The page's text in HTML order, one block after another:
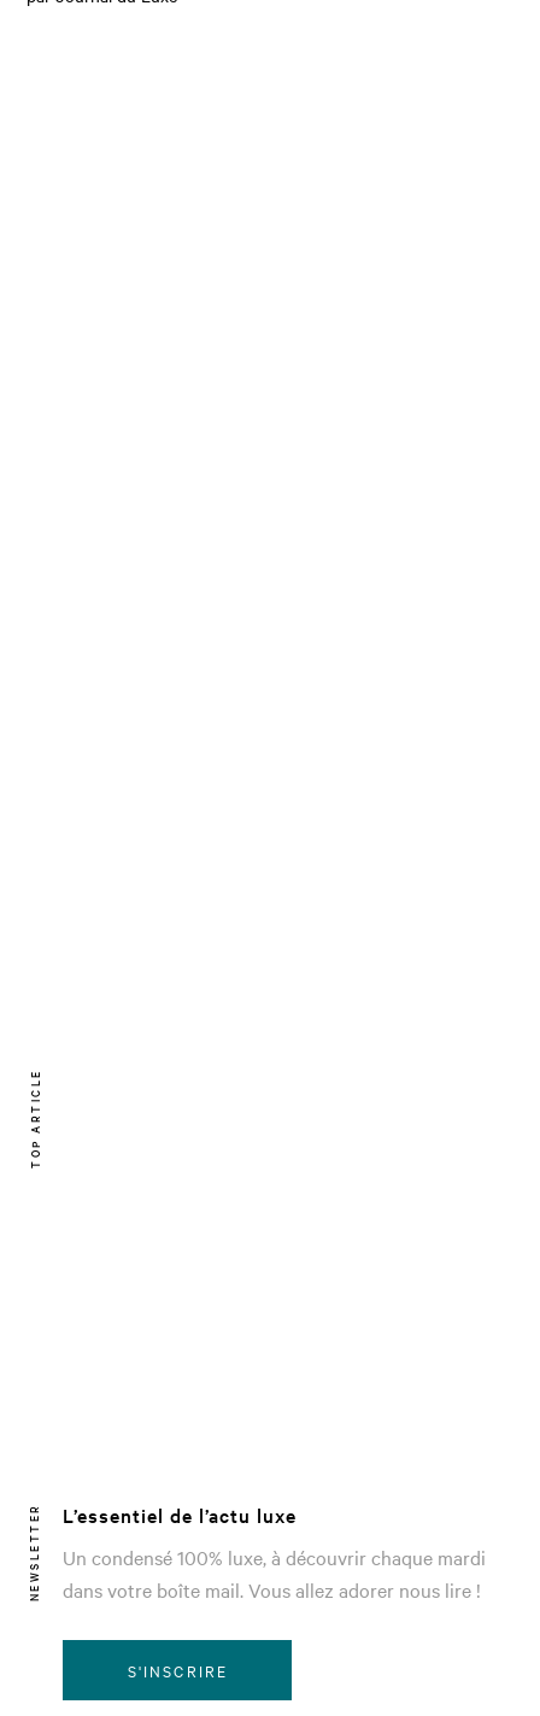
TOP ARTICLE
NEWSLETTER
L’essentiel de l’actu luxe
Un condensé 100% luxe, à découvrir chaque mardi
dans votre boîte mail. Vous allez adorer nous lire !
S'INSCRIRE